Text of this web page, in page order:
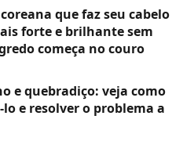
que faz seu cabelo
forte e brilhante sem
começa no couro
e quebradiço: veja como
e resolver o problema a